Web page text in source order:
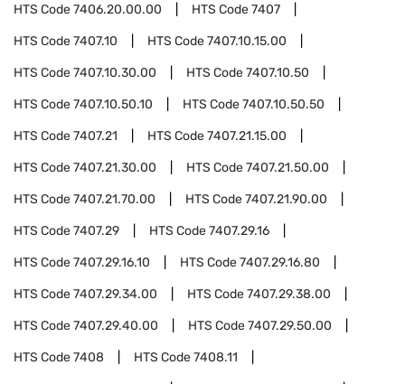
HTS Code7406.20.00.00 HTS Code7407
HTS Code7407.10 HTS Code7407.10.15.00
HTS Code7407.10.30.00 HTS Code7407.10.50
HTS Code7407.10.50.10 HTS Code7407.10.50.50
HTS Code7407.21 HTS Code7407.21.15.00
HTS Code7407.21.30.00 HTS Code7407.21.50.00
HTS Code7407.21.70.00 HTS Code7407.21.90.00
HTS Code7407.29 HTS Code7407.29.16
HTS Code7407.29.16.10 HTS Code7407.29.16.80
HTS Code7407.29.34.00 HTS Code7407.29.38.00
HTS Code7407.29.40.00 HTS Code7407.29.50.00
HTS Code7408 HTS Code7408.11